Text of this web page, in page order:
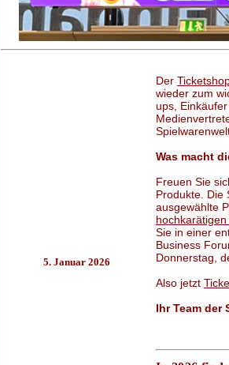
5. Januar 2026
Der
wieder zum
ups,
Was macht
Freuen Sie
Produkte. Die
ausgewählte
Sie in einer
Business
Donnerstag,
Also jetzt
Ihr Team der